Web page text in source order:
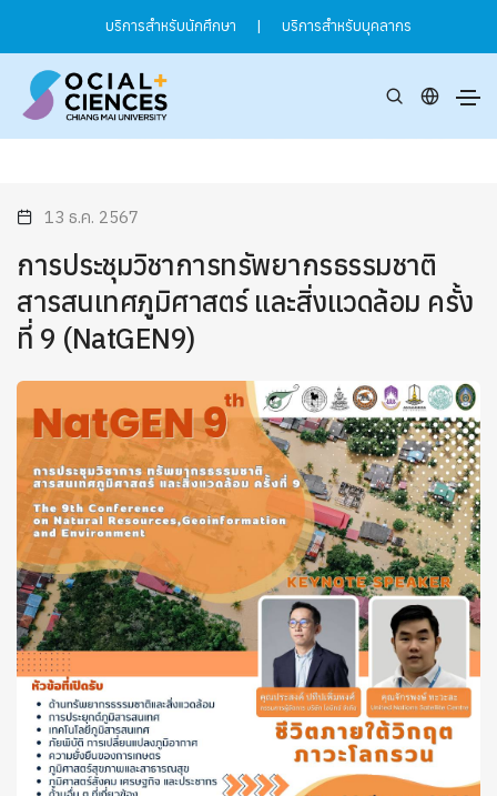
บริการสำหรับนักศึกษา | บริการสำหรับบุคลากร
13 ธ.ค. 2567
การประชุมวิชาการทรัพยากรธรรมชาติ
สารสนเทศภูมิศาสตร์ และสิ่งแวดล้อม ครั้ง
ที่ 9 (NatGEN9)